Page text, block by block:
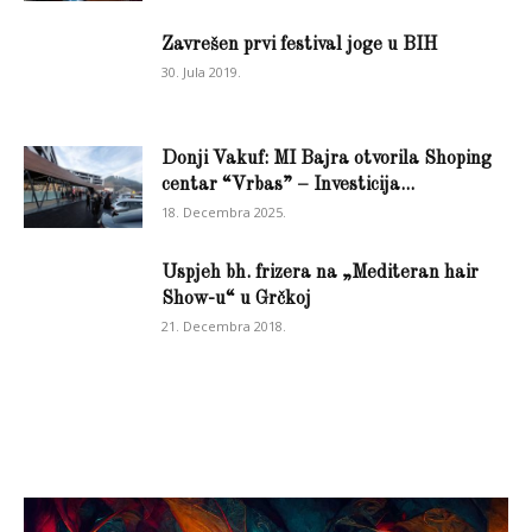
Zavrešen prvi festival joge u BIH
30. Jula 2019.
Donji Vakuf: MI Bajra otvorila Shoping
centar “Vrbas” – Investicija...
18. Decembra 2025.
Uspjeh bh. frizera na „Mediteran hair
Show-u“ u Grčkoj
21. Decembra 2018.